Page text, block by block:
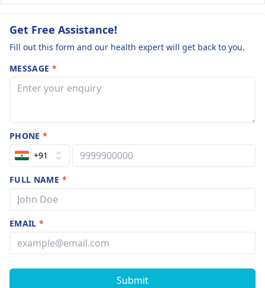
Get Free Assistance!
Fill out this form and our health expert will get back to you.
MESSAGE *
PHONE*
+91
FULL NAME *
EMAIL*
Submit